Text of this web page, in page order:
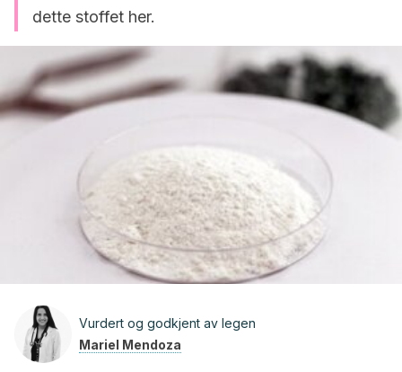
dette stoffet her.
Vurdert og godkjent av legen
Mariel Mendoza